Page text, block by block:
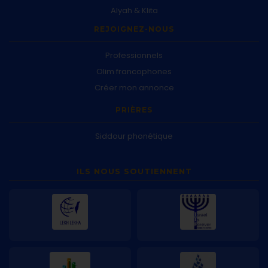
Alyah & Klita
REJOIGNEZ-NOUS
Professionnels
Olim francophones
Créer mon annonce
PRIÈRES
Siddour phonétique
ILS NOUS SOUTIENNENT